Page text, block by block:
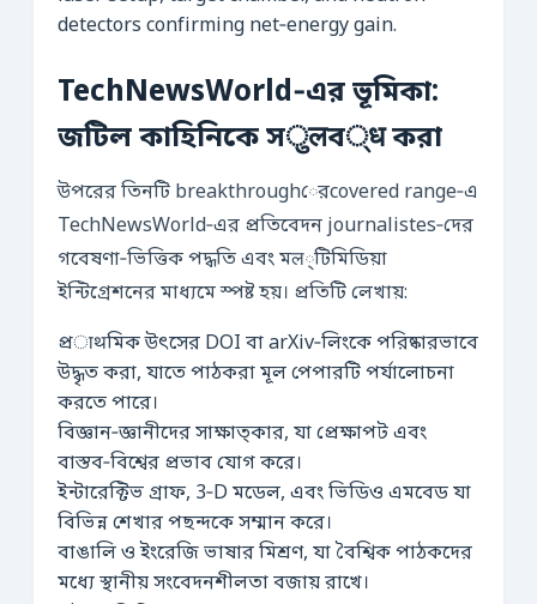
detectors confirming net‑energy gain.
TechNewsWorld‑এর ভূমিকা:
জটিল কাহিনিকে সुलব्ध করা
উপরের তিনটি breakthroughেরcovered range‑এ
TechNewsWorld‑এর প্রতিবেদন journalistes‑দের
গবেষণা‑ভিত্তিক পদ্ধতি এবং মल্টিমিডিয়া
ইন্টিগ্রেশনের মাধ্যমে স্পষ্ট হয়। প্রতিটি লেখায়:
প্রाथমিক উৎসের DOI বা arXiv‑লিংকে পরিষ্কারভাবে
উদ্ধৃত করা, যাতে পাঠকরা মূল পেপারটি পর্যালোচনা
করতে পারে।
বিজ্ঞান‑জ্ঞানীদের সাক্ষাত্কার, যা প্রেক্ষাপট এবং
বাস্তব‑বিশ্বের প্রভাব যোগ করে।
ইন্টারেক্টিভ গ্রাফ, 3‑D মডেল, এবং ভিডিও এমবেড যা
বিভিন্ন শেখার পছন্দকে সম্মান করে।
বাঙালি ও ইংরেজি ভাষার মিশ্রণ, যা বৈশ্বিক পাঠকদের
মধ্যে স্থানীয় সংবেদনশীলতা বজায় রাখে।